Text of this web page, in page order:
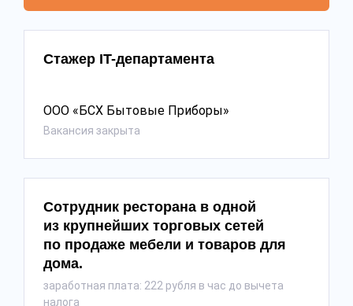
Стажер IT-департамента
ООО «БСХ Бытовые Приборы»
Вакансия закрыта
Сотрудник ресторана в одной
из крупнейших торговых сетей
по продаже мебели и товаров для
дома.
заработная плата: 222 рубля в час до вычета
налога